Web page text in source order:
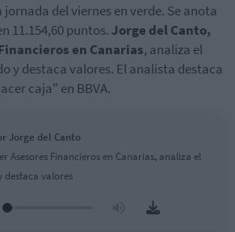
del viernes en verde. Se anota
11.154,60 puntos. Jorge del Canto,
en Canarias, analiza el
y destaca valores. El analista destaca
caja" en BBVA.
Jorge del Canto
Asesores Financieros en Canarias, analiza el
destaca valores